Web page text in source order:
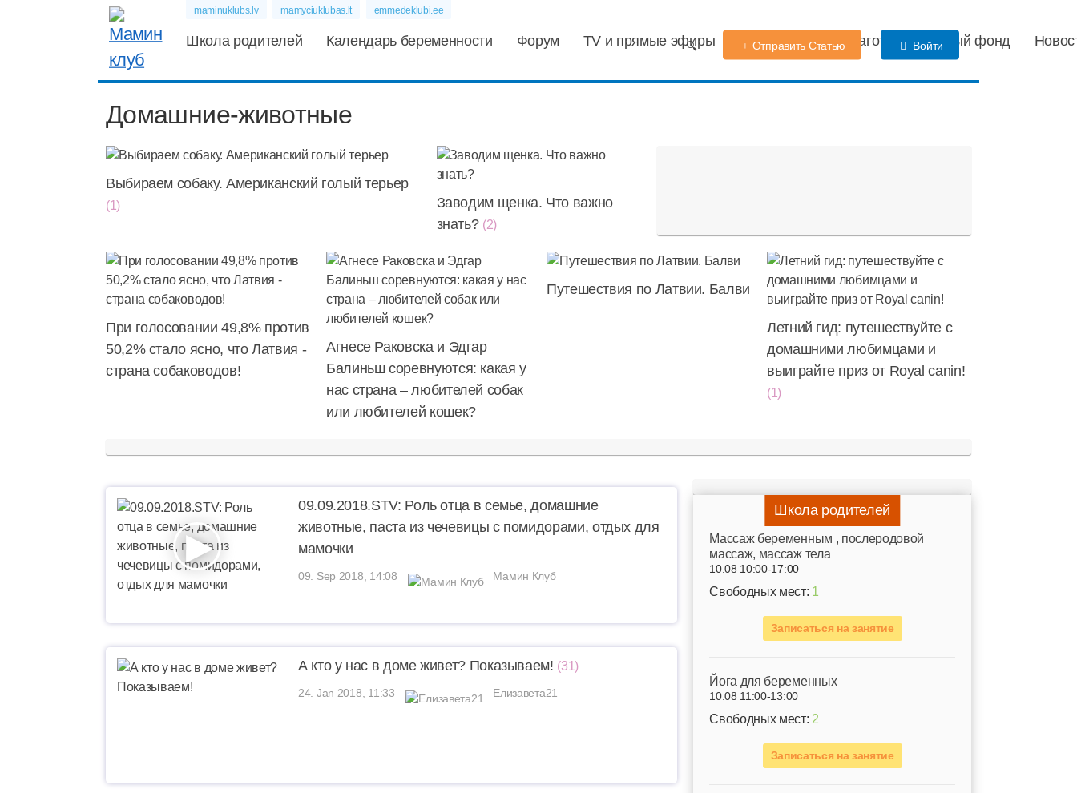
maminuklubs.lv mamyciuklubas.lt emmedeklubi.ee
Школа родителей Календарь беременности Форум TV и прямые эфиры Детский сад Благотворительный фонд
Отправить Статью Войти
Домашние-животные
Выбираем собаку. Американский голый терьер
(1)
Заводим щенка. Что важно
знать? (2)
При голосовании 49,8% против
50,2% стало ясно, что Латвия -
страна собаководов!
Агнесе Раковска и Эдгар
Балиньш соревнуются: какая у
нас страна – любителей собак
или любителей кошек?
Путешествия по Латвии. Балви
Летний гид: путешествуйте с
домашними любимцами и
выиграйте приз от Royal canin!
(1)
09.09.2018.STV: Роль отца в семье, домашние
животные, паста из чечевицы с помидорами, отдых для
мамочки
09. Sep 2018, 14:08 Мамин Клуб
А кто у нас в доме живет? Показываем! (31)
24. Jan 2018, 11:33 Елизавета21
Школа родителей
Mассаж беременным , послеродовой
массаж, массаж тела
10.08 10:00-17:00
Свободных мест: 1
Записаться на занятие
Йога для беременных
10.08 11:00-13:00
Свободных мест: 2
Записаться на занятие